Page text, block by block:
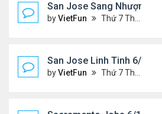
San Jose Sang Nhượng 6/
byVietFun Thứ 7 Tháng 6 12, 2021 10:25 am
San Jose Linh Tinh 6/11/
byVietFun Thứ 7 Tháng 6 12, 2021 10:24 am